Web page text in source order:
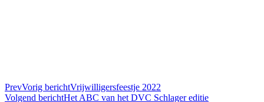
PrevVorig berichtVrijwilligersfeestje 2022
Volgend berichtHet ABC van het DVC Schlager editie